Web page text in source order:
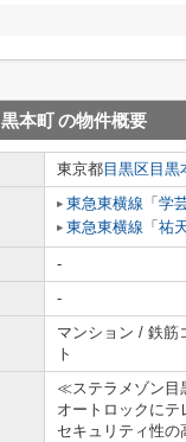
本町の物件概要
東京都目黒区目黒
東急東横線 「 学
東急東横線 「 祐
-
-
マンション / 鉄筋
ト
≪ステラメゾン目
オートロックにテ
セキュリティ性の